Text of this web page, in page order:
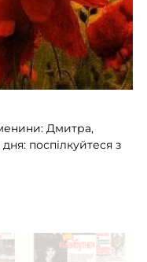
Дмитра,
поспілкуйтеся з